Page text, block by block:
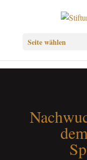
Seite wählen